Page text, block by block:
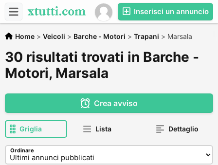
Inserisci un annuncio
Home > Veicoli > Barche - Motori > Trapani > Marsala
30 risultati trovati in Barche -
Motori, Marsala
Crea avviso
Griglia Lista Dettaglio
Ordinare